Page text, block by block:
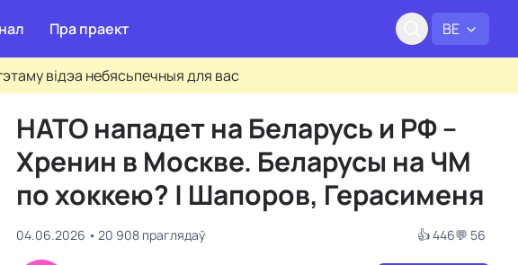
BE
Пра праект
відэа небясьпечныя для вас
НАТО нападет на Беларусь и РФ –
Хренин в Москве. Беларусы на ЧМ
по хоккею? | Шапоров, Герасименя
04.06.2026 20 908 праглядаў 👍 446💬 56